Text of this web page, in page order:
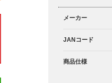
メーカー
JANコード
商品仕様